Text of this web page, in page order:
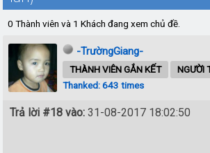
0 Thành viên và 1 Khách đang xem chủ đề.
-TrườngGiang-
THÀNH VIÊN GẮN KẾT
NGƯỜI
Thanked: 643 times
Trả lời #18 vào: 31-08-2017 18:02:50